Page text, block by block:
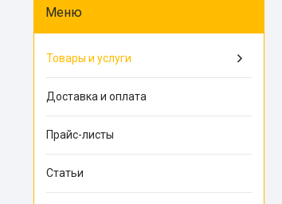
Товары и услуги
Доставка и оплата
Прайс-листы
Статьи